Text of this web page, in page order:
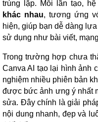
trùng lặp. Mỗi lần tạo,
khác nhau, tương ứng
hiện, giúp bạn dễ dàng
sử dụng như bài viết,
Trong trường hợp chưa
Canva AI tạo lại hình ảnh
nghiệm nhiều phiên bản
được bức ảnh ưng ý nhất
sửa. Đây chính là giải
nội dung nhanh, đẹp và